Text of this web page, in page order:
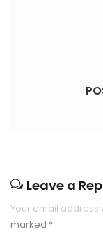
Leave a
Your email address
marked *